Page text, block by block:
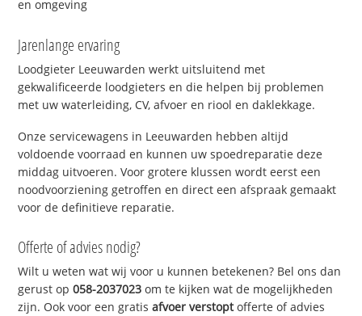
en omgeving
Jarenlange ervaring
Loodgieter Leeuwarden werkt uitsluitend met
gekwalificeerde loodgieters en die helpen bij problemen
met uw waterleiding, CV, afvoer en riool en daklekkage.
Onze servicewagens in Leeuwarden hebben altijd
voldoende voorraad en kunnen uw spoedreparatie deze
middag uitvoeren. Voor grotere klussen wordt eerst een
noodvoorziening getroffen en direct een afspraak gemaakt
voor de definitieve reparatie.
Offerte of advies nodig?
Wilt u weten wat wij voor u kunnen betekenen? Bel ons dan
gerust op058-2037023 om te kijken wat de mogelijkheden
zijn. Ook voor een gratisafvoer verstoptofferte of advies